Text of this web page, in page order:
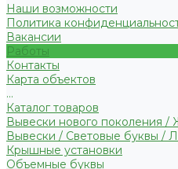
Наши возможности
Политика
Вакансии
Работы
Контакты
Карта объектов
...
Каталог товаров
Вывески нового поколения /
Вывески / Световые буквы /
Крышные установки
Объемные буквы